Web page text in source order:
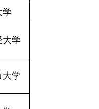
学
大学
大学